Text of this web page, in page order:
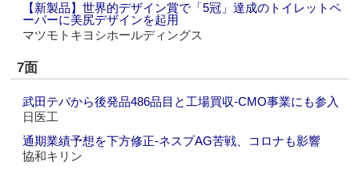
【新製品】世界的デザイン賞で「5冠」達成のトイレットペ
ーパーに美尻デザインを起用
マツモトキヨシホールディングス
7面
武田テバから後発品486品目と工場買収‐CMO事業にも参入
日医工
通期業績予想を下方修正‐ネスプAG苦戦、コロナも影響
協和キリン